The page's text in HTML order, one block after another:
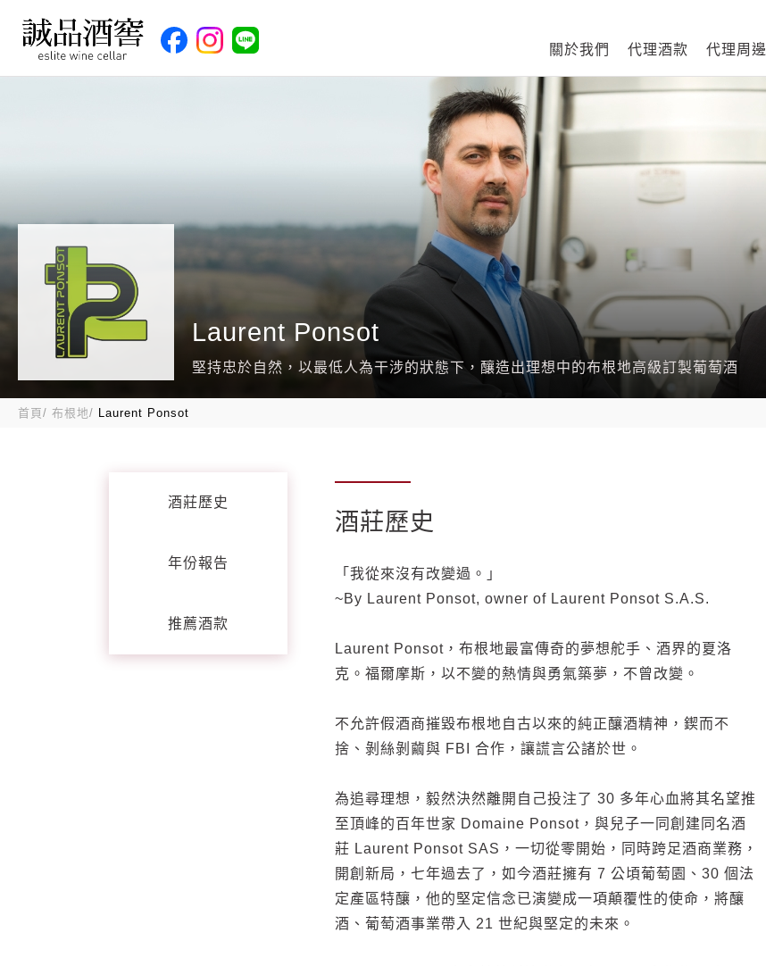
關於我們 代理酒款 代理周邊
Laurent Ponsot
堅持忠於自然，以最低人為干涉的狀態下，釀造出理想中的布根地高級訂製葡萄酒
首頁 布根地 Laurent Ponsot
酒莊歷史
年份報告
推薦酒款
酒莊歷史
「我從來沒有改變過。」
~By Laurent Ponsot, owner of Laurent Ponsot S.A.S.
Laurent Ponsot，布根地最富傳奇的夢想舵手、酒界的夏洛
克。福爾摩斯，以不變的熱情與勇氣築夢，不曾改變。
不允許假酒商摧毀布根地自古以來的純正釀酒精神，鍥而不
捨、剝絲剝繭與 FBI 合作，讓謊言公諸於世。
為追尋理想，毅然決然離開自己投注了 30 多年心血將其名望推
至頂峰的百年世家 Domaine Ponsot，與兒子一同創建同名酒
莊 Laurent Ponsot SAS，一切從零開始，同時跨足酒商業務，
開創新局，七年過去了，如今酒莊擁有 7 公頃葡萄園、30 個法
定產區特釀，他的堅定信念已演變成一項顛覆性的使命，將釀
酒、葡萄酒事業帶入 21 世紀與堅定的未來。